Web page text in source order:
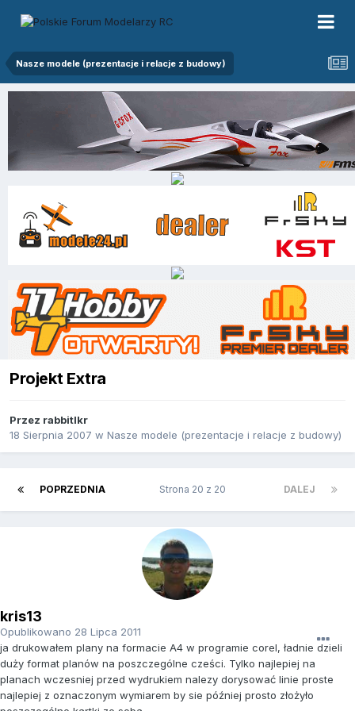
Nasze modele (prezentacje i relacje z budowy)
Projekt Extra
Przez rabbitlkr
18 Sierpnia 2007 w Nasze modele (prezentacje i relacje z budowy)
POPRZEDNIA DALEJ
Strona 20 z 20
kris13
Opublikowano 28 Lipca 2011
ja drukowałem plany na formacie A4 w programie corel, ładnie dzieli
duży format planów na poszczególne cześci. Tylko najlepiej na
planach wczesniej przed wydrukiem nalezy dorysować linie proste
najlepiej z oznaczonym wymiarem by sie później prosto złożyło